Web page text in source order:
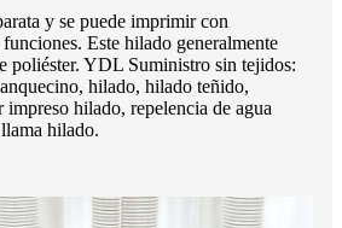
y se puede imprimir con
Este hilado generalmente
poliéster. YDL Suministro sin tejidos:
hilado, hilado teñido,
impreso hilado, repelencia de agua
hilado.